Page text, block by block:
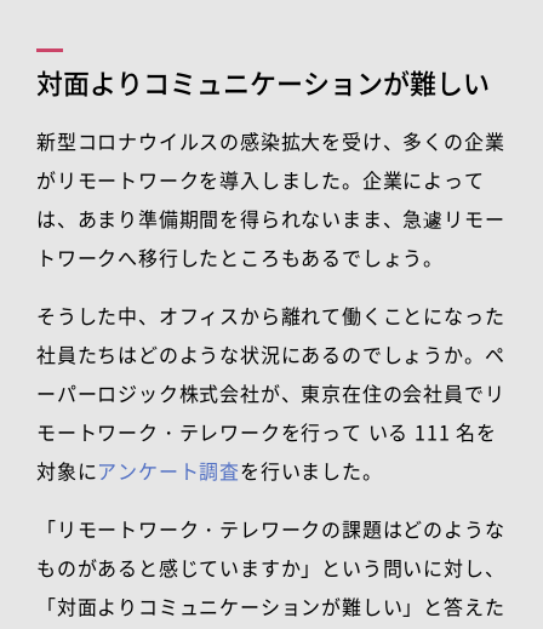
対面よりコミュニケーションが難しい
新型コロナウイルスの感染拡大を受け、多くの企業
がリモートワークを導入しました。企業によって
は、あまり準備期間を得られないまま、急遽リモー
トワークへ移行したところもあるでしょう。
そうした中、オフィスから離れて働くことになった
社員たちはどのような状況にあるのでしょうか。ペ
ーパーロジック株式会社が、東京在住の会社員でリ
モートワーク・テレワークを行って いる 111名を
対象にアンケート調査を行いました。
「リモートワーク・テレワークの課題はどのような
ものがあると感じていますか」という問いに対し、
「対面よりコミュニケーションが難しい」と答えた